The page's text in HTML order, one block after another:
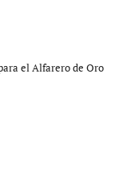
el Alfarero de Oro